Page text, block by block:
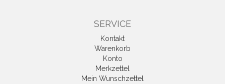
SERVICE
Kontakt
Warenkorb
Konto
Merkzettel
Mein Wunschzettel